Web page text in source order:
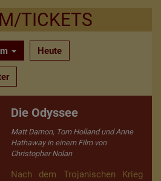
TICKETS
Heute
Die Odyssee
Matt Damon, Tom Holland und Anne
Hathaway in einem Film von
Christopher Nolan
Nach dem Trojanischen Krieg